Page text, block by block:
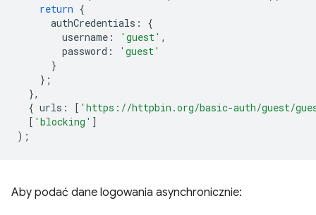
return {
authCredentials :
{
username : 'guest' ,
password :
'guest'
}
};
},
{ urls : [ 'https://httpbin.org/basic-auth/guest/
[ 'blocking' ]
);
Aby podać dane logowania asynchronicznie: